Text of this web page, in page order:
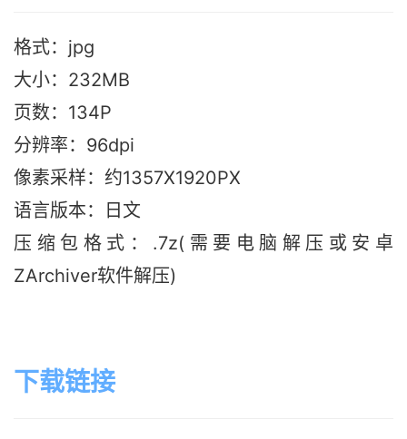
格式：jpg
大小：232MB
页数：134P
分辨率：96dpi
像素采样：约1357X1920PX
语言版本：日文
压缩包格式：.7z(需要电脑解压或安卓
ZArchiver软件解压)
下载链接